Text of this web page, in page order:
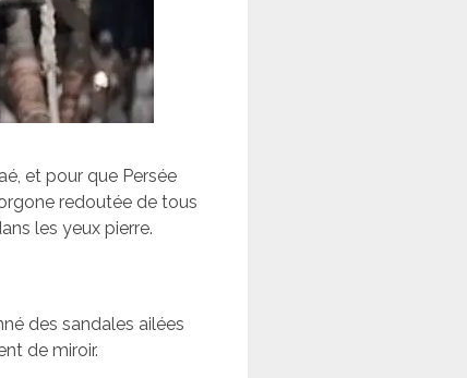
et pour que Persée
redoutée de tous
les yeux pierre.
des sandales ailées
de miroir.